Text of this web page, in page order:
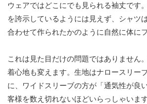
ウェアではどこにでも見られる袖丈です
を誇示しているようには見えず、シャツ
合わせて作られたかのように自然に体に
これは見た目だけの問題ではありません
着心地も変えます。生地はナロースリー
に、ワイドスリーブの方が「通気性が良
客様を数え切れないほどいらっしゃいま